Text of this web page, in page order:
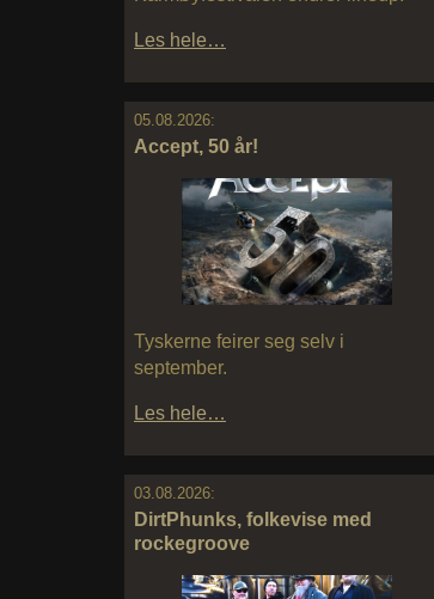
Les hele…
05.08.2026:
Accept, 50 år!
Tyskerne feirer seg selv i
september.
Les hele…
03.08.2026:
DirtPhunks, folkevise med
rockegroove